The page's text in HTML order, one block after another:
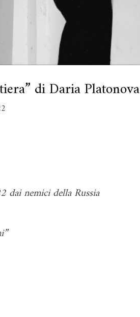
di Daria Platonova
dai nemici della Russia
”